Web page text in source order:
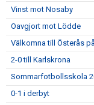
Vinst mot Nosaby
Oavgjort mot Lödde
Välkomna till Österås
2-0 till Karlskrona
Sommarfotbollsskola
0-1 i derbyt